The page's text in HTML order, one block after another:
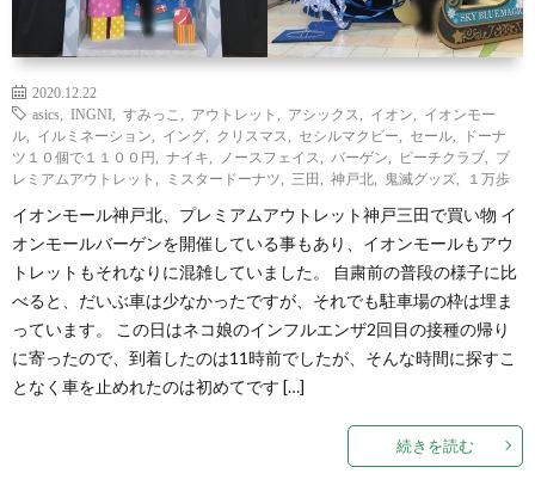
リ
ー
2020.12.22
asics
INGNI すみっこ アウトレット アシックス イオン
イオンモー
ル
イルミネーション イング クリスマス セシルマクビー セール
ドーナ
ツ１０個で１１００円
ナイキ ノースフェイス バーゲン ピーチクラブ
プ
レミアムアウトレット
ミスタードーナツ 三田 神戸北 鬼滅グッズ １万歩
イオンモール神戸北、プレミアムアウトレット神戸三田で買い物 イ
オンモールバーゲンを開催している事もあり、イオンモールもアウ
トレットもそれなりに混雑していました。 自粛前の普段の様子に比
べると、だいぶ車は少なかったですが、それでも駐車場の枠は埋ま
っています。 この日はネコ娘のインフルエンザ2回目の接種の帰り
に寄ったので、到着したのは11時前でしたが、そんな時間に探すこ
となく車を止めれたのは初めてです […]
続きを読む